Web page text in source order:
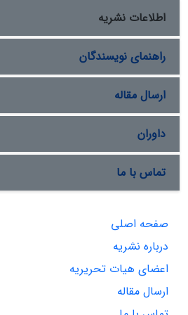
اطلاعات نشریه
راهنمای نویسندگان
ارسال مقاله
داوران
تماس با ما
صفحه اصلی
درباره نشریه
اعضای هیات تحریریه
ارسال مقاله